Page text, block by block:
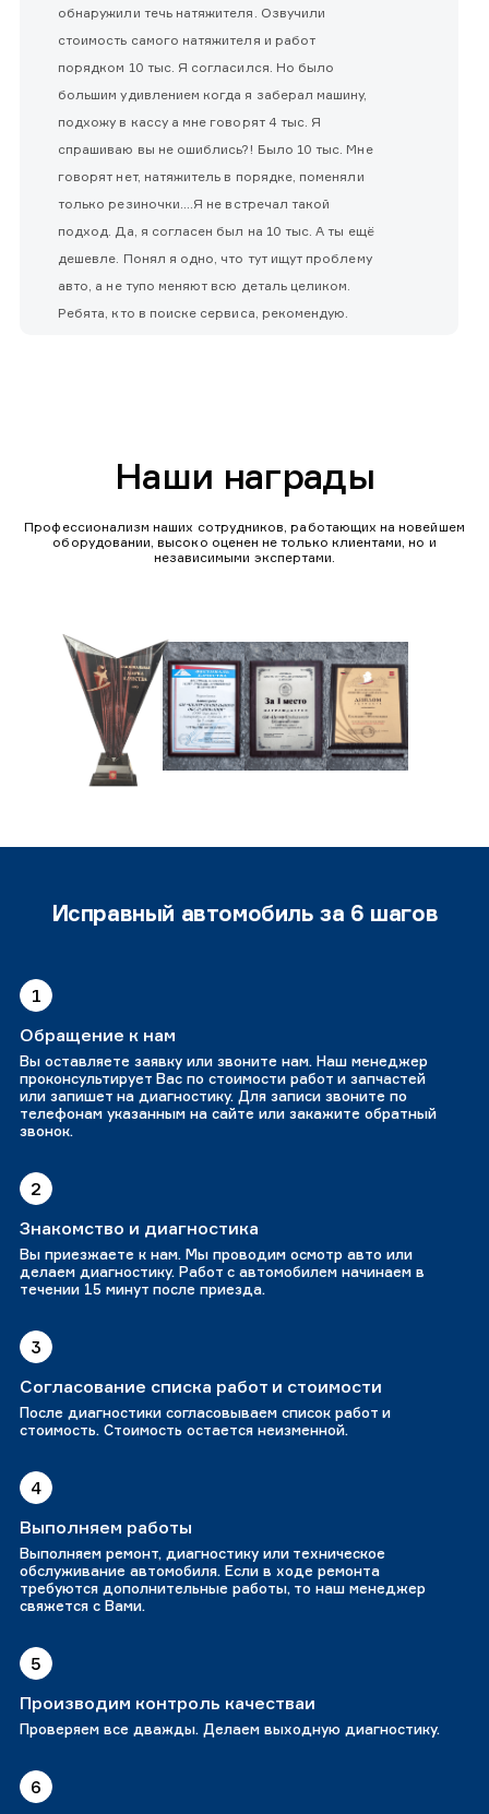
обнаружили течь натяжителя. Озвучили
стоимость самого натяжителя и работ
порядком 10 тыс. Я согласился. Но было
большим удивлением когда я заберал машину,
подхожу в кассу а мне говорят 4 тыс. Я
спрашиваю вы не ошиблись?! Было 10 тыс. Мне
говорят нет, натяжитель в порядке, поменяли
только резиночки....Я не встречал такой
подход. Да, я согласен был на 10 тыс. А ты ещё
дешевле. Понял я одно, что тут ищут проблему
авто, а не тупо меняют всю деталь целиком.
Ребята, кто в поиске сервиса, рекомендую.
Наши награды
Профессионализм наших сотрудников, работающих на новейшем
оборудовании, высоко оценен не только клиентами, но и
независимыми экспертами.
Исправный автомобиль за 6 шагов
1
Обращение к нам
Вы оставляете заявку или звоните нам. Наш менеджер
проконсультирует Вас по стоимости работ и запчастей
или запишет на диагностику. Для записи звоните по
телефонам указанным на сайте или закажите обратный
звонок.
2
Знакомство и диагностика
Вы приезжаете к нам. Мы проводим осмотр авто или
делаем диагностику. Работ с автомобилем начинаем в
течении 15 минут после приезда.
3
Согласование списка работ и стоимости
После диагностики согласовываем список работ и
стоимость. Стоимость остается неизменной.
4
Выполняем работы
Выполняем ремонт, диагностику или техническое
обслуживание автомобиля. Если в ходе ремонта
требуются дополнительные работы, то наш менеджер
свяжется с Вами.
5
Производим контроль качестваи
Проверяем все дважды. Делаем выходную диагностику.
6